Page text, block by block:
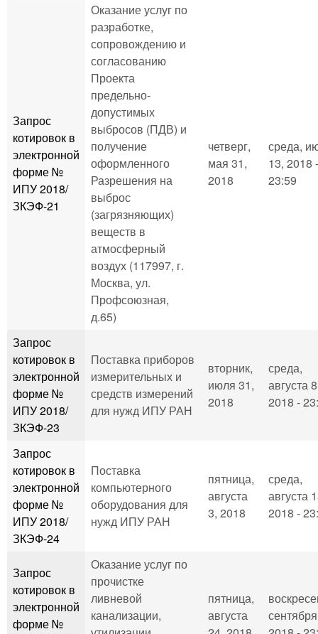
Запрос
котировок в
электронной
форме №
ИПУ 2018/
ЗКЭФ-21
Оказание услуг по
разработке,
сопровождению и
согласованию
Проекта
предельно-
допустимых
выбросов (ПДВ) и
получение
оформленного
Разрешения на
выброс
(загрязняющих)
веществ в
атмосферный
воздух (117997, г.
Москва, ул.
Профсоюзная,
д.65)
четверг,
мая 31,
2018
среда,
13, 2018 -
23:59
Запрос
котировок в
электронной
форме №
ИПУ 2018/
ЗКЭФ-23
Поставка приборов
измерительных и
средств измерений
для нужд ИПУ РАН
вторник,
июля 31,
2018
среда,
августа
2018 -
Запрос
котировок в
электронной
форме №
ИПУ 2018/
ЗКЭФ-24
Поставка
компьютерного
оборудования для
нужд ИПУ РАН
пятница,
августа
3, 2018
среда,
августа
2018 -
Запрос
котировок в
электронной
форме №
Оказание услуг по
прочистке
ливневой
канализации,
пятница,
августа